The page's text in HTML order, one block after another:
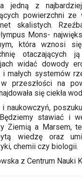
jedną z
powierzchni ze
skalistych.
Mons-
która wznosi
otaczających
widać dowody
małych systemów
przeszłości na
się ciekła
stawiać i
Ziemią a Marsem,
wiedzę oraz
chemii czy biologii.
z Centrum Nauki